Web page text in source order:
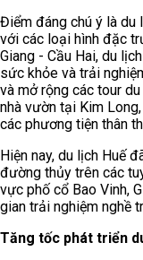
Điểm đáng chú ý là du
với các loại hình đặc
Giang - Cầu Hai, du
sức khỏe và trải
và mở rộng các tour
nhà vườn tại Kim
các phương tiện thân
Hiện nay, du lịch Huế
đường thủy trên các
vực phố cổ Bao Vinh,
gian trải nghiệm nghề
Tăng tốc phát triển